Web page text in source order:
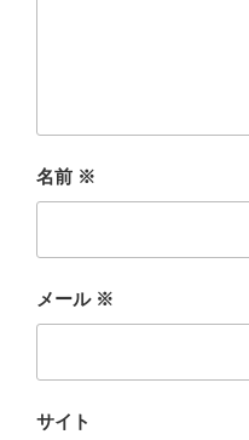
名前 ※
メール ※
サイト